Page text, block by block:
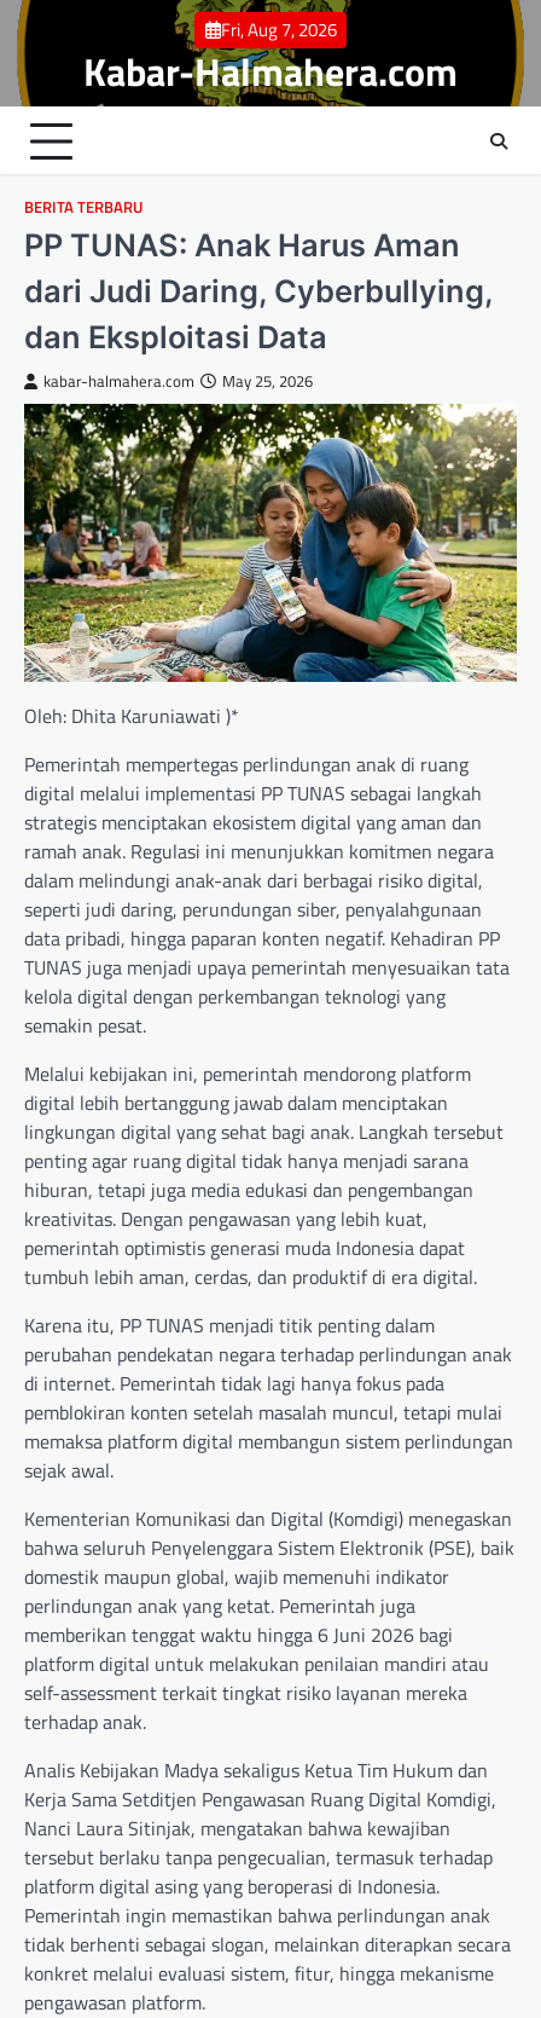
Skip
content
Fri, Aug 7, 2026
Kabar-Halmahera.com
BERITA TERBARU
PP TUNAS: Anak Harus Aman
dari Judi Daring, Cyberbullying,
dan Eksploitasi Data
kabar-halmahera.com May 25, 2026
Oleh: Dhita Karuniawati )*
Pemerintah mempertegas perlindungan anak di ruang
digital melalui implementasi PP TUNAS sebagai langkah
strategis menciptakan ekosistem digital yang aman dan
ramah anak. Regulasi ini menunjukkan komitmen negara
dalam melindungi anak-anak dari berbagai risiko digital,
seperti judi daring, perundungan siber, penyalahgunaan
data pribadi, hingga paparan konten negatif. Kehadiran PP
TUNAS juga menjadi upaya pemerintah menyesuaikan tata
kelola digital dengan perkembangan teknologi yang
semakin pesat.
Melalui kebijakan ini, pemerintah mendorong platform
digital lebih bertanggung jawab dalam menciptakan
lingkungan digital yang sehat bagi anak. Langkah tersebut
penting agar ruang digital tidak hanya menjadi sarana
hiburan, tetapi juga media edukasi dan pengembangan
kreativitas. Dengan pengawasan yang lebih kuat,
pemerintah optimistis generasi muda Indonesia dapat
tumbuh lebih aman, cerdas, dan produktif di era digital.
Karena itu, PP TUNAS menjadi titik penting dalam
perubahan pendekatan negara terhadap perlindungan anak
di internet. Pemerintah tidak lagi hanya fokus pada
pemblokiran konten setelah masalah muncul, tetapi mulai
memaksa platform digital membangun sistem perlindungan
sejak awal.
Kementerian Komunikasi dan Digital (Komdigi) menegaskan
bahwa seluruh Penyelenggara Sistem Elektronik (PSE), baik
domestik maupun global, wajib memenuhi indikator
perlindungan anak yang ketat. Pemerintah juga
memberikan tenggat waktu hingga 6 Juni 2026 bagi
platform digital untuk melakukan penilaian mandiri atau
self-assessment terkait tingkat risiko layanan mereka
terhadap anak.
Analis Kebijakan Madya sekaligus Ketua Tim Hukum dan
Kerja Sama Setditjen Pengawasan Ruang Digital Komdigi,
Nanci Laura Sitinjak, mengatakan bahwa kewajiban
tersebut berlaku tanpa pengecualian, termasuk terhadap
platform digital asing yang beroperasi di Indonesia.
Pemerintah ingin memastikan bahwa perlindungan anak
tidak berhenti sebagai slogan, melainkan diterapkan secara
konkret melalui evaluasi sistem, fitur, hingga mekanisme
pengawasan platform.